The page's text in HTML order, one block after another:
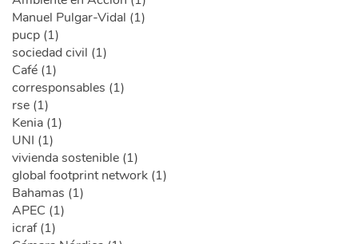
Manuel Pulgar-Vidal (1)
pucp (1)
sociedad civil (1)
Café (1)
corresponsables (1)
rse (1)
Kenia (1)
UNI (1)
vivienda sostenible (1)
global footprint network (1)
Bahamas (1)
APEC (1)
icraf (1)